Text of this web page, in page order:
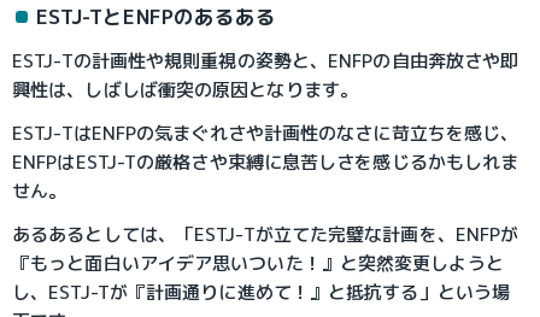
ESTJ-TとENFPのあるある
ESTJ-Tの計画性や規則重視の姿勢と、ENFPの自由奔放さや即
興性は、しばしば衝突の原因となります。
ESTJ-TはENFPの気まぐれさや計画性のなさに苛立ちを感じ、
ENFPはESTJ-Tの厳格さや束縛に息苦しさを感じるかもしれま
せん。
あるあるとしては、「ESTJ-Tが立てた完璧な計画を、ENFPが
『もっと面白いアイデア思いついた！』と突然変更しようと
し、ESTJ-Tが『計画通りに進めて！』と抵抗する」という場